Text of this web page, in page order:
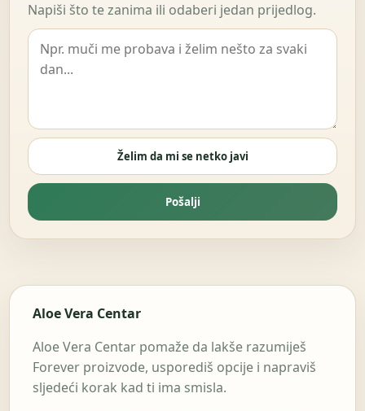
Napiši što te zanima ili odaberi jedan prijedlog.
Želim da mi se netko javi
Pošalji
Aloe Vera Centar
Aloe Vera Centar pomaže da lakše razumiješ
Forever proizvode, usporediš opcije i napraviš
sljedeći korak kad ti ima smisla.